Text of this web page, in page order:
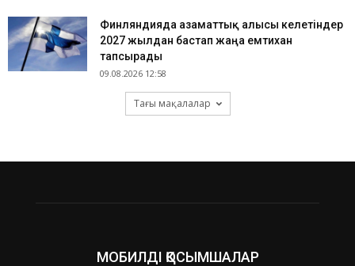
Финляндияда азаматтық алғысы келетіндер
2027 жылдан бастап жаңа емтихан
тапсырады
09.08.2026 12:58
Тағы мақалалар
МОБИЛДІ ҚОСЫМШАЛАР